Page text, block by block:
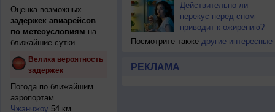
Оценка возможных
задержек авиарейсов
по метеоусловиям на
ближайшие сутки
Велика вероятность
задержек
Погода по ближайшим
аэропортам
Чжэнчжоу 54 км
Действительно ли
перекус перед сном
приводит к ожирению?
Посмотрите также другие интересные
РЕКЛАМА